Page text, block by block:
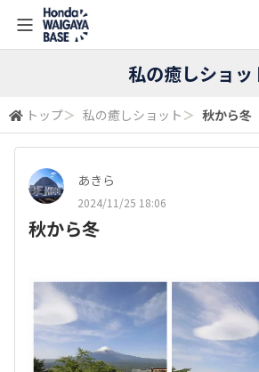
私の癒しショッ
トップ＞ 私の癒しショット ＞ 秋から冬
あきら
2024/11/25 18:06
秋から冬